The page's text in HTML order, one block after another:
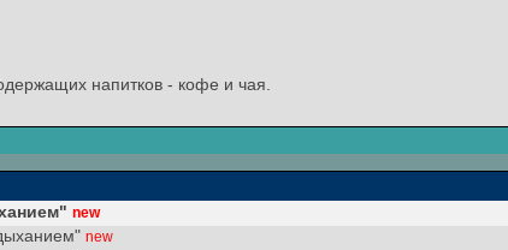
напитков - кофе и чая.
new
new